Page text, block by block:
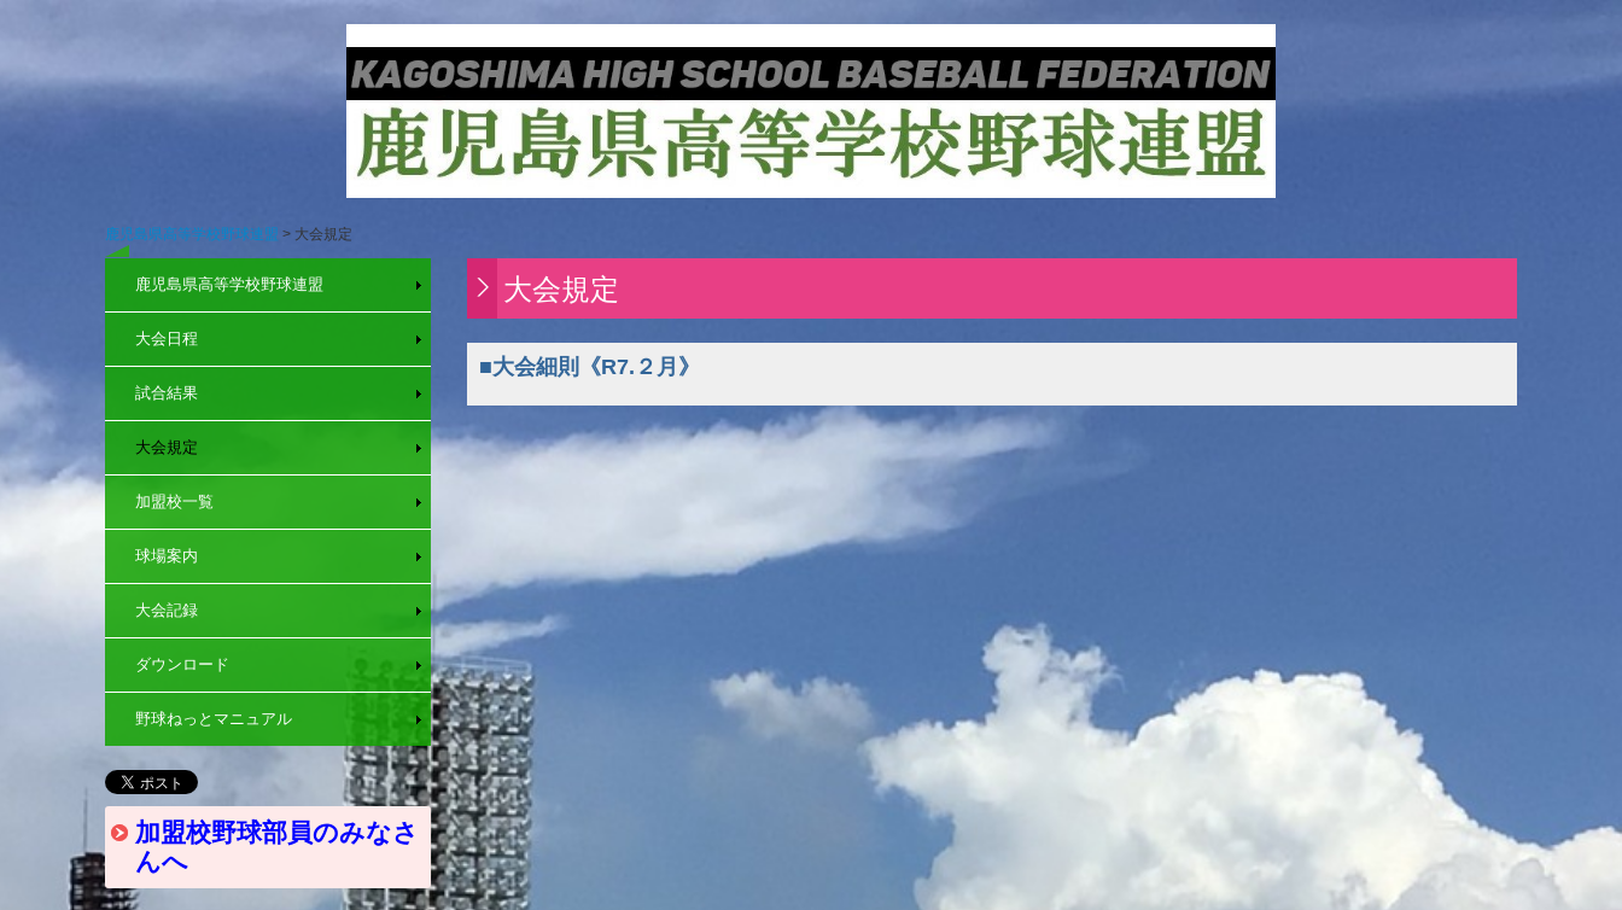
鹿児島県高等学校野球連盟 大会規定
鹿児島県高等学校野球連盟
大会日程
試合結果
大会規定
加盟校一覧
球場案内
大会記録
ダウンロード
野球ねっとマニュアル
加盟校野球部員のみなさ
んへ
大会規定
■大会細則《R7.２月》